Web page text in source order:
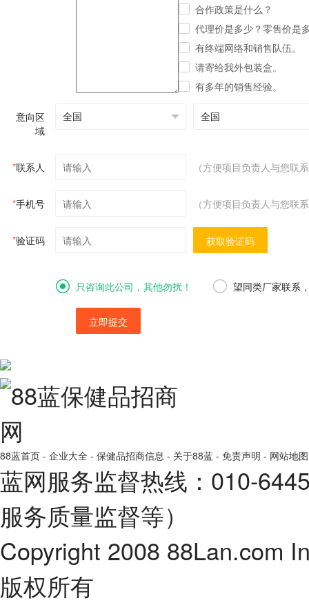
合作政策是什么？
代理价是多少？零售价是
有终端网络和销售队伍。
请寄给我外包装盒。
有多年的销售经验。
意向区
域
*联系人 （方便项目负责人与您联
*手机号 （方便项目负责人与您联
*验证码 获取验证码
只咨询此公司，其他勿扰！ 望同类厂家联系
立即提交
88蓝首页 - 企业大全 - 保健品招商信息 - 关于88蓝 - 免责声明 - 网站地图
蓝网服务监督热线：010-
服务质量监督等）
Copyright 2008 88Lan.com
版权所有